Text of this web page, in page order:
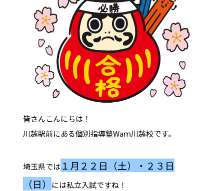
皆さんこんにちは！
川越駅前にある個別指導塾Waｍ川越校です。
埼玉県では １月２２日（土）・２３日
（日）
には私立入試ですね！